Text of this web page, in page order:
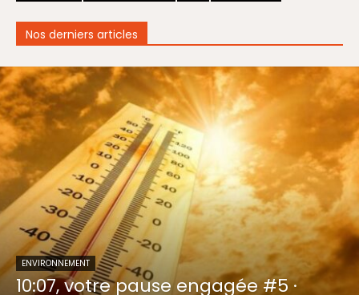
Nos derniers articles
ENVIRONNEMENT
10:07, votre pause engagée #5 ·